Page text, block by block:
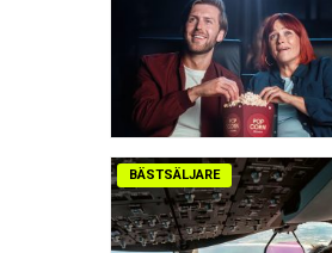
BÄSTSÄLJARE